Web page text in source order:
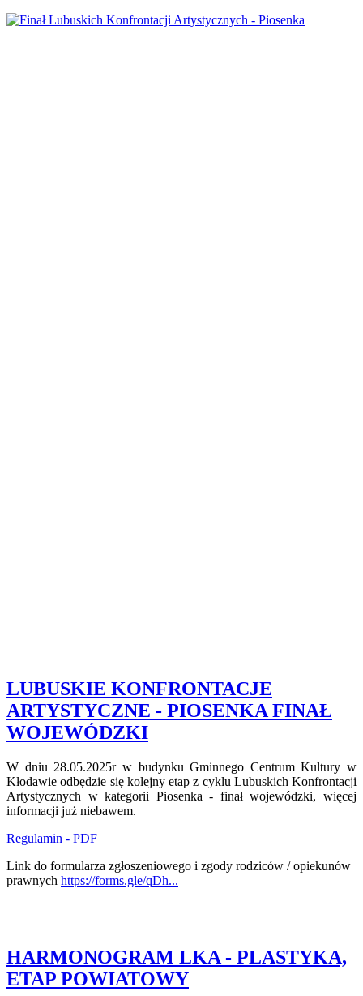
LUBUSKIE KONFRONTACJE
ARTYSTYCZNE - PIOSENKA FINAŁ
WOJEWÓDZKI
W dniu 28.05.2025r w budynku Gminnego Centrum Kultury w
Kłodawie odbędzie się kolejny etap z cyklu Lubuskich Konfrontacji
Artystycznych w kategorii Piosenka - finał wojewódzki, więcej
informacji już niebawem.
Regulamin - PDF
Link do formularza zgłoszeniowego i zgody rodziców / opiekunów
prawnych https://forms.gle/qDh...
HARMONOGRAM LKA - PLASTYKA,
ETAP POWIATOWY